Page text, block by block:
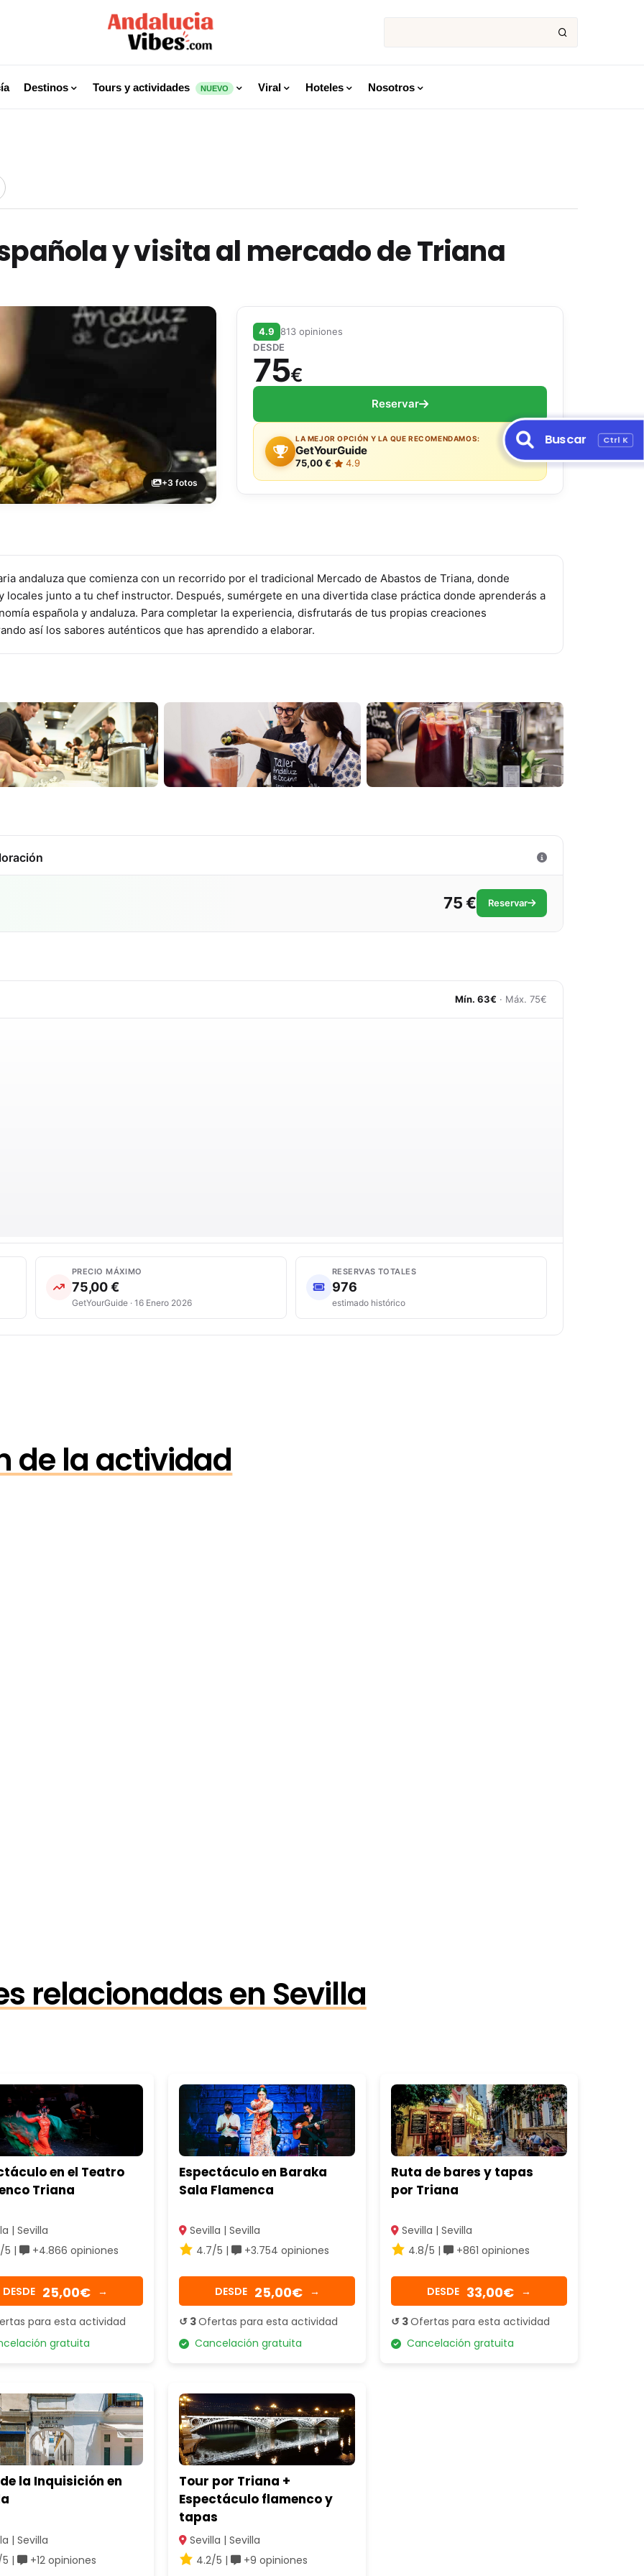
Destinos Tours y actividades NUEVO Viral Hoteles Nosotros
y visita al mercado de Triana
+3 fotos
4.9 813 opiniones
DESDE
75€
Reservar
LA MEJOR OPCIÓN Y LA QUE RECOMENDAMOS:
GetYourGuide
75,00 €· 4.9
andaluza que comienza con un recorrido por el tradicional Mercado de Abastos de Triana, donde
junto a tu chef instructor. Después, sumérgete en una divertida clase práctica donde aprenderás a
española y andaluza. Para completar la experiencia, disfrutarás de tus propias creaciones
así los sabores auténticos que has aprendido a elaborar.
75 € Reservar
Mín. 63€ · Máx. 75€
PRECIO MÁXIMO
75,00 €
GetYourGuide · 16 Enero 2026
RESERVAS TOTALES
976
estimado histórico
de la actividad
relacionadas en Sevilla
en el Teatro
Triana
| Sevilla
5 |
+4.866 opiniones
DESDE 25,00€ →
para esta actividad
gratuita
Espectáculo en Baraka
Sala Flamenca
Sevilla | Sevilla
4.7/5 |
+3.754 opiniones
DESDE 25,00€ →
↺ 3Ofertas para esta actividad
Cancelación gratuita
Ruta de bares y tapas
por Triana
Sevilla | Sevilla
4.8/5 |
+861 opiniones
DESDE 33,00€ →
↺ 3Ofertas para esta actividad
Cancelación gratuita
la Inquisición en
| Sevilla
|
+12 opiniones
Tour por Triana +
Espectáculo flamenco y
tapas
Sevilla | Sevilla
4.2/5 |
+9 opiniones
Buscar Ctrl K